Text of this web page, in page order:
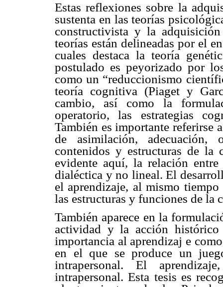
Estas reflexiones sobre la
sustenta en las teorías
constructivista y la
teorías están delineadas por el
cuales destaca la teoría
postulado es peyorizado por
como un “reduccionismo
teoría cognitiva (Piaget y
cambio, así como la
operatorio, las estrategias
También es importante referirse
de asimilación, adecuación,
contenidos y estructuras de la
evidente aquí, la relación
dialéctica y no lineal. El
el aprendizaje, al mismo
las estructuras y funciones de la
También aparece en la
actividad y la acción
importancia al aprendizaj e
en el que se produce un
intrapersonal. El
intrapersonal. Esta tesis es